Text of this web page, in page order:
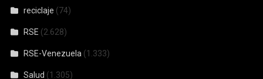
reciclaje (74)
RSE (2.628)
RSE-Venezuela (1.333)
Salud (1.305)